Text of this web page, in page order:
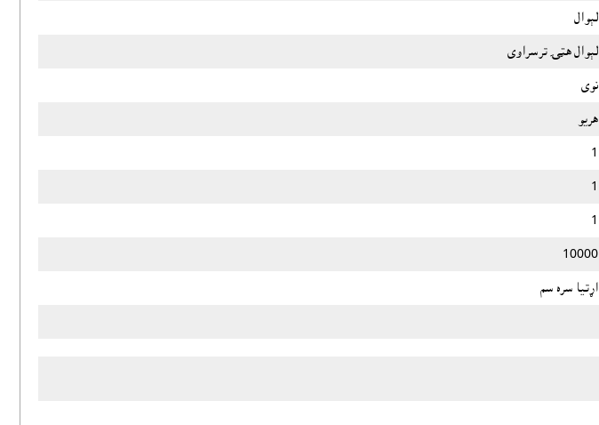
لېوال
لېوال هټۍ ترسراوى
نوى
هريو
1
1
1
10000
اړتيا سره سم